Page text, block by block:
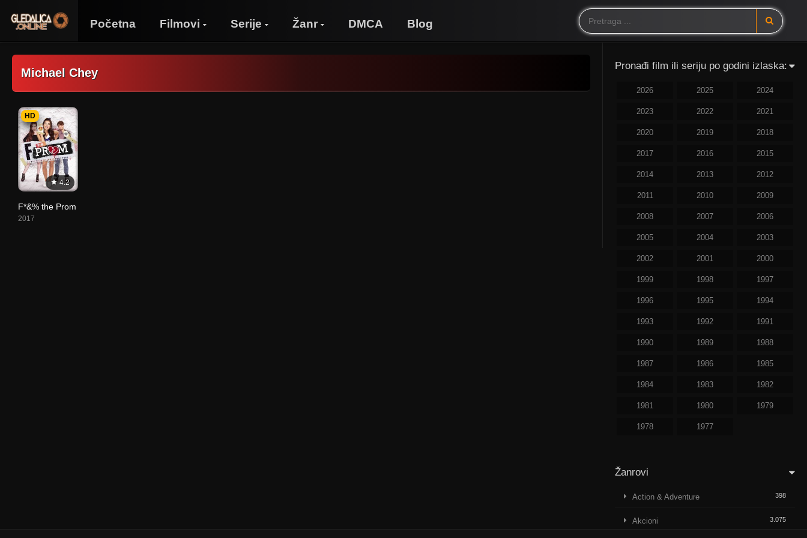
Početna Filmovi Serije Žanr DMCA Blog
Michael Chey
4.2
HD
F*&% the Prom
2017
Pronađi film ili seriju po godini izlaska:
2026 2025 2024
2023 2022 2021
2020 2019 2018
2017 2016 2015
2014 2013 2012
2011 2010 2009
2008 2007 2006
2005 2004 2003
2002 2001 2000
1999 1998 1997
1996 1995 1994
1993 1992 1991
1990 1989 1988
1987 1986 1985
1984 1983 1982
1981 1980 1979
1978 1977
Žanrovi
Action & Adventure 398
Akcioni 3.075